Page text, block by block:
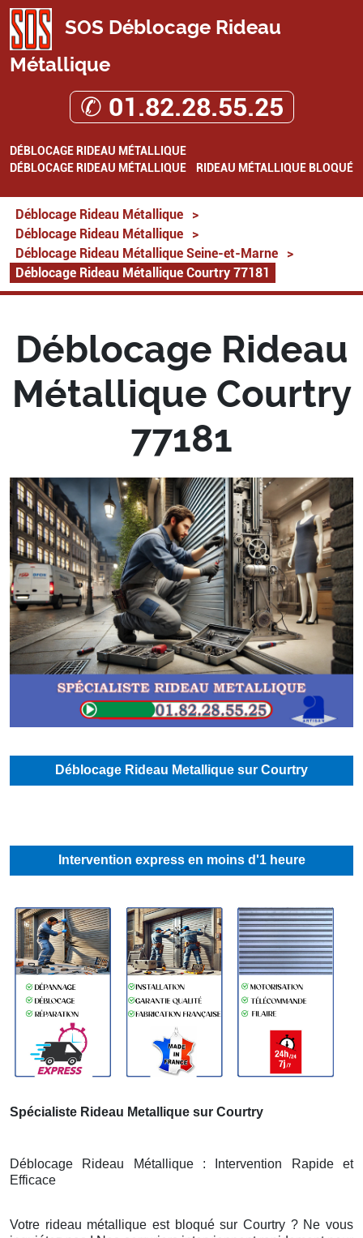
SOS Déblocage Rideau
Métallique
✆ 01.82.28.55.25
DÉBLOCAGE RIDEAU MÉTALLIQUE
DÉBLOCAGE RIDEAU MÉTALLIQUE
RIDEAU MÉTALLIQUE BLOQUÉ
Déblocage Rideau Métallique
>
Déblocage Rideau Métallique
>
Déblocage Rideau Métallique Seine-et-Marne
>
Déblocage Rideau Métallique Courtry 77181
Déblocage Rideau
Métallique Courtry
77181
Déblocage Rideau Metallique sur Courtry
Intervention express en moins d'1 heure
Spécialiste Rideau Metallique sur Courtry
Déblocage Rideau Métallique : Intervention Rapide et
Efficace
Votre rideau métallique est bloqué sur Courtry ? Ne vous